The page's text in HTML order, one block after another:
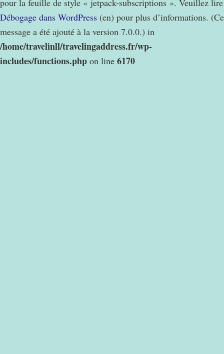
pour la feuille de style « jetpack-subscriptions ». Veuillez lire
Débogage dans WordPress (en) pour plus d’informations. (Ce
message a été ajouté à la version 7.0.0.) in
/home/travelinll/travelingaddress.fr/wp-
includes/functions.php on line 6170